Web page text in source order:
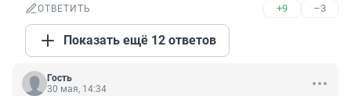
ОТВЕТИТЬ +9 –3
Показать ещё 12 ответов
Гость
30 мая, 14:34